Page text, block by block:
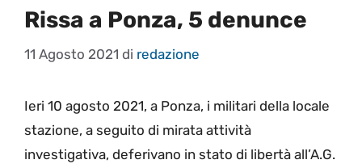
Rissa a Ponza, 5 denunce
11 Agosto 2021 di redazione
Ieri 10 agosto 2021, a Ponza, i militari della locale
stazione, a seguito di mirata attività
investigativa, deferivano in stato di libertà all’A.G.